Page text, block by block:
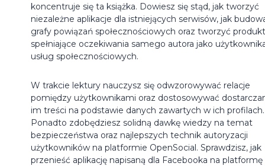
koncentruje się ta książka. Dowiesz się stąd, jak tworzyć
niezależne aplikacje dla istniejących serwisów, jak
grafy powiązań społecznościowych oraz tworzyć
spełniające oczekiwania samego autora jako
usług społecznościowych.
W trakcie lektury nauczysz się odwzorowywać relacje
pomiędzy użytkownikami oraz dostosowywać
im treści na podstawie danych zawartych w ich profilach.
Ponadto zdobędziesz solidną dawkę wiedzy na temat
bezpieczeństwa oraz najlepszych technik autoryzacji
użytkowników na platformie OpenSocial. Sprawdzisz, jak
przenieść aplikację napisaną dla Facebooka na platformę